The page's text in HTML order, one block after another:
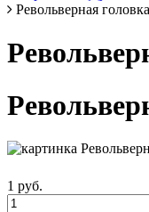
Револьверная
1 руб.